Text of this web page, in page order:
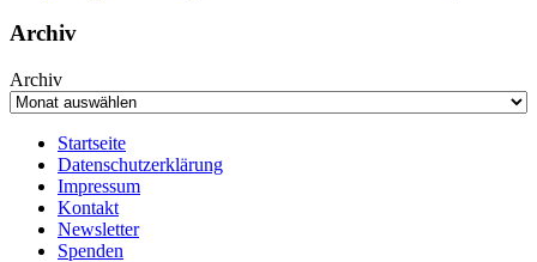
Archiv
Archiv
Startseite
Datenschutzerklärung
Impressum
Kontakt
Newsletter
Spenden